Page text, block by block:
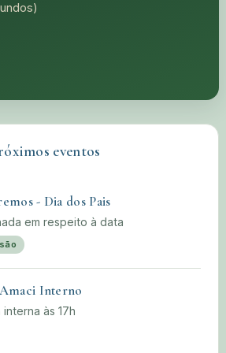
eventos
- Dia dos Pais
em respeito à data
Amaci Interno
interna às 17h